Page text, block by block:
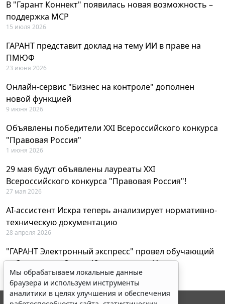
В "Гарант Коннект" появилась новая возможность –
поддержка MCP
15 июля 2026
ГАРАНТ представит доклад на тему ИИ в праве на
ПМЮФ
23 июня 2026
Онлайн-сервис "Бизнес на контроле" дополнен
новой функцией
9 июня 2026
Объявлены победители XXI Всероссийского конкурса
"Правовая Россия"
1 июня 2026
29 мая будут объявлены лауреаты XXI
Всероссийского конкурса "Правовая Россия"!
27 мая 2026
AI-ассистент Искра теперь анализирует нормативно-
техническую документацию
28 апреля 2026
"ГАРАНТ Электронный экспресс" провел обучающий
вебинар по работе с AI-ассистентом Искра
23 апреля 2026
Мы обрабатываем локальные данные
браузера и используем инструменты
аналитики в целях улучшения и обеспечения